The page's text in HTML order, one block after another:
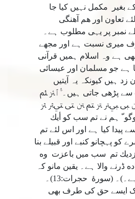
بغير مکمل نہیں کیا جا
تعاون اور هم آهنگى
نمبر پر یہی مطلوب ہے۔
میری نسبت ہے اور مجھے
ہے وہ اسلام ہمیں قرآنی
ہے جو مسلمان اور عیسائی
ہیں کیونکہ یہ آیتیں
سے پڑھی جاتی ہیں۔ ﱡﭐﱥ ﱦ
ﱮ ﱯﱰ ﱱ ﱲ ﱳ ﱴ ﱵﱶ ﱷ
ہم نے تم سب كو أيك
كيا ہے اور اس لئے تم
پہچانو كنبے اور قبيلے بنا
نزديك تم سب ميں باعزت وه
والا ہے۔ يقين مانو كہ
ہے۔)۔ (سورۀ حجرات:13)۔
ایسے حق کی طرف بھی